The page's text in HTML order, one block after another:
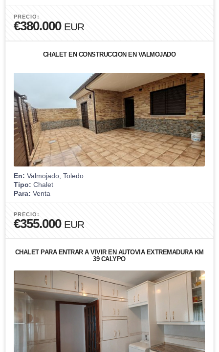
PRECIO:
€380.000 EUR
CHALET EN CONSTRUCCION EN VALMOJADO
En: Valmojado, Toledo
Tipo: Chalet
Para: Venta
PRECIO:
€355.000 EUR
CHALET PARA ENTRAR A VIVIR EN AUTOVIA EXTREMADURA KM
39 CALYPO